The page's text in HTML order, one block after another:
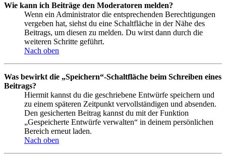
Wie kann ich Beiträge den Moderatoren melden?
Wenn ein Administrator die entsprechenden Berechtigungen
vergeben hat, siehst du eine Schaltfläche in der Nähe des
Beitrags, um diesen zu melden. Du wirst dann durch die
weiteren Schritte geführt.
Nach oben
Was bewirkt die „Speichern“-Schaltfläche beim Schreiben eines
Beitrags?
Hiermit kannst du die geschriebene Entwürfe speichern und
zu einem späteren Zeitpunkt vervollständigen und absenden.
Den gesicherten Beitrag kannst du mit der Funktion
„Gespeicherte Entwürfe verwalten“ in deinem persönlichen
Bereich erneut laden.
Nach oben